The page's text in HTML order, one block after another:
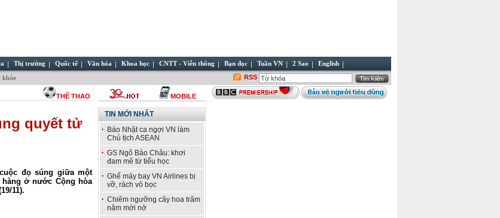
Thị trường Quốc tế Văn hóa Khoa học CNTT - Viễn thông Bạn đọc Tuần VN 2 Sao English
khỏe RSS
THỂ THAO MOBILE
quyết tử
đọ súng giữa một
ở nước Cộng hòa
11).
TIN MỚI NHẤT
Báo Nhật ca ngợi VN làm
Chủ tịch ASEAN
GS Ngô Bảo Châu: khơi
đam mê từ tiểu học
Ghế máy bay VN Airlines bị
vỡ, rách vỏ bọc
Chiêm ngưỡng cây hoa trăm
năm mới nở